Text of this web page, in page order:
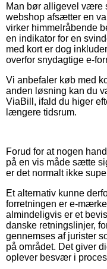
Man bør alligevel være
webshop afsætter en
virker himmelråbende
en indikator for en
med kort er dog
overfor snydagtige e-
Vi anbefaler køb med
anden løsning kan du
ViaBill, ifald du higer
længere tidsrum.
Forud for at nogen
på en vis måde sætte
er det normalt ikke
Et alternativ kunne
forretningen er e-
almindeligvis er et
danske retningslinjer,
gennemses af jurister
på området. Det giver
oplever besvær i